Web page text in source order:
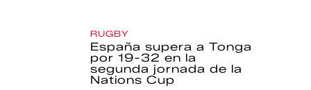
RUGBY
España supera a Tonga
por 19-32 en la
segunda jornada de la
Nations Cup